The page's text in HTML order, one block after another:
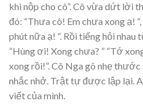
khi nộp cho cô”. Cô vừa dứt lời
đó: “Thưa cô! Em chưa xong ạ!
phút nữa ạ! “. Rồi tiếng hỏi nhau
“Hùng ơi! Xong chưa? ” “Tớ
xong rồi!”. Cô Nga gõ nhẹ
nhắc nhở. Trật tự được lập lại.
viết của mình.